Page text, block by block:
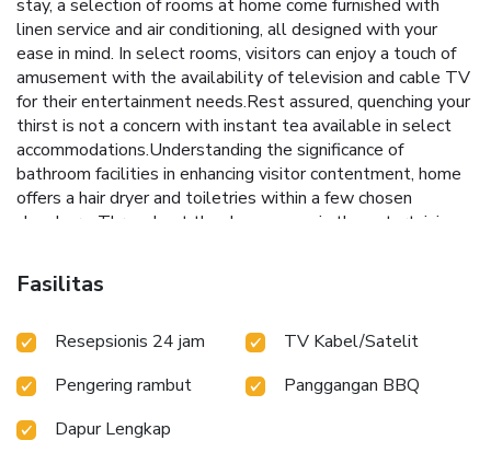
stay, a selection of rooms at home come furnished with
linen service and air conditioning, all designed with your
ease in mind. In select rooms, visitors can enjoy a touch of
amusement with the availability of television and cable TV
for their entertainment needs.Rest assured, quenching your
thirst is not a concern with instant tea available in select
accommodations.Understanding the significance of
bathroom facilities in enhancing visitor contentment, home
offers a hair dryer and toiletries within a few chosen
chambers. Throughout the day, engage in the entertaining
Billiard.Unwind by the pool at home and cherish a leisurely
moment.
Fasilitas
Resepsionis 24 jam
TV Kabel/Satelit
Pengering rambut
Panggangan BBQ
Dapur Lengkap